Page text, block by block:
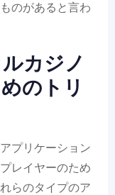
のがあると言わ
カジノ
のトリ
プリケーション
レイヤーのため
らのタイプのア